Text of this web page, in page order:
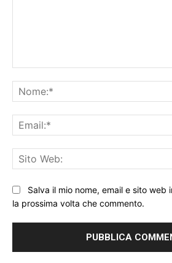
Salva il mio nome, email e sito web
la prossima volta che commento.